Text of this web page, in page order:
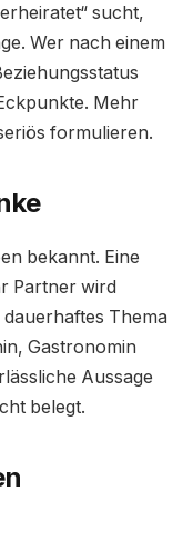
sucht,
Wer nach einem
Mehr
formulieren.
bekannt. Eine
Partner wird
Thema
Gastronomin
Aussage
belegt.